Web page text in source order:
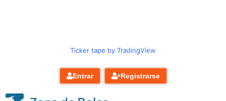
Ticker tape by TradingView
Entrar Registrarse